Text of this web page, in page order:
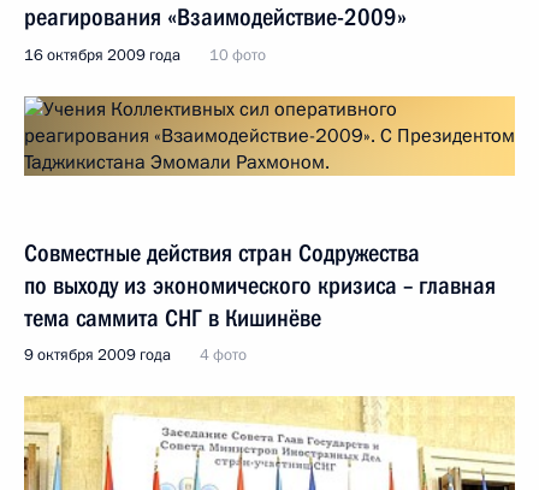
реагирования «Взаимодействие-2009»
16 октября 2009 года 10 фото
Совместные действия стран Содружества
по выходу из экономического кризиса – главная
тема саммита СНГ в Кишинёве
9 октября 2009 года 4 фото